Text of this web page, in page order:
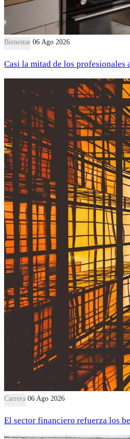
Bienestar 06 Ago 2026
Casi la mitad de los
Carrera 06 Ago 2026
El sector financiero refuerza los